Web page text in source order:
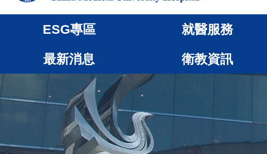
ESG專區 就醫服務
最新消息 衛教資訊